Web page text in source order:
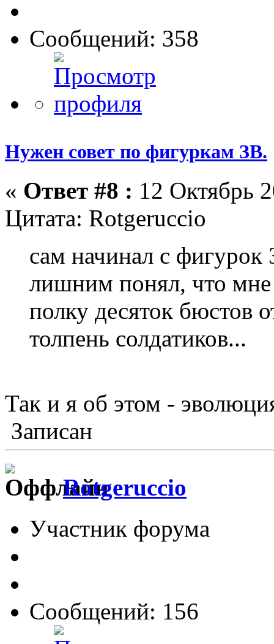
Сообщений: 358
Нужен совет по фигуркам ЗВ.
« Ответ #8 : 12 Октябрь
Цитата: Rotgeruccio
сам начинал с
лишним понял, что мне
полку десяток бюстов
толпень солдатиков...
Так и я об этом -
Записан
Rotgeruccio
Участник форума
Сообщений: 156